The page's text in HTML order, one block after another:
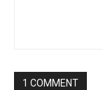
1 COMMENT